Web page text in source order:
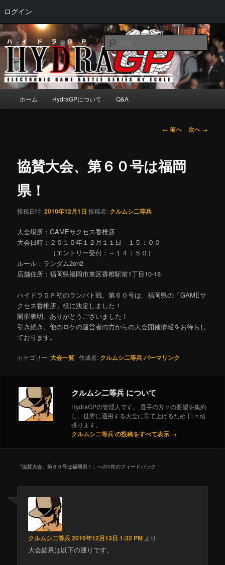
ログイン
メ
イ
ン
ン
テ
ン
HydraGP
Electronic game battle series by ECOLE
検
索
ホーム HydraGPについて Q&A
投
ビ
ゲ
← 前へ 次へ→
協賛大会、第６０号は福岡
県！
投稿日時:2010年12月1日 投稿者: クルムシ二等兵
大会場所：GAMEサクセス香椎店
大会日時：２０１０年１２月１１日 １５：００
（エントリー受付：～１４：５０）
ルール：ランダム2on2
店舗住所：福岡県福岡市東区香椎駅前1丁目10-18
ハイドラＧＰ初のランバト戦、第６０号は、福岡県の「GAMEサ
クセス香椎店」様に決定しました！
開催表明、ありがとうございました！
引き続き、他のロケの運営者の方からの大会開催情報をお待ちし
ております。
カテゴリー:大会一覧 作成者: クルムシ二等兵パーマリンク
クルムシ二等兵 について
HydraGPの管理人です。 選手の方々の要望を集約
し、世界に通用する大会に育て上げるため 日々頑
張ります。
クルムシ二等兵 の投稿をすべて表示 →
「協賛大会、第６０号は福岡県！ 」への1件のフィードバック
クルムシ二等兵2010年12月13日 1:32 PM より:
大会結果は以下の通りです。